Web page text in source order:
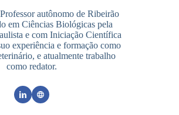
autônomo de Ribeirão
em Ciências Biológicas pela
e com Iniciação Científica
experiência e formação como
e atualmente trabalho
como redator.